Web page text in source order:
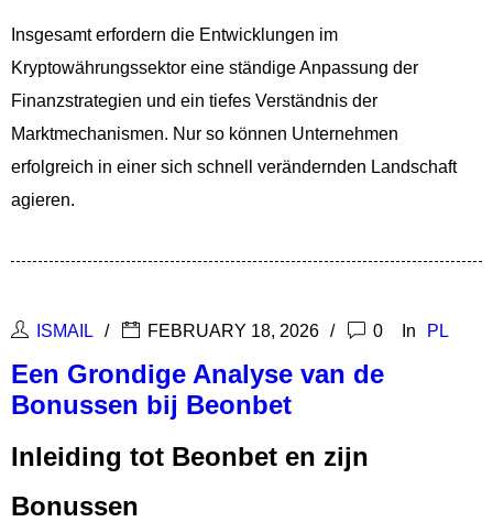
Insgesamt erfordern die Entwicklungen im
Kryptowährungssektor eine ständige Anpassung der
Finanzstrategien und ein tiefes Verständnis der
Marktmechanismen. Nur so können Unternehmen
erfolgreich in einer sich schnell verändernden Landschaft
agieren.
ISMAIL FEBRUARY 18, 2026 0 In PL
Een Grondige Analyse van de
Bonussen bij Beonbet
Inleiding tot Beonbet en zijn
Bonussen